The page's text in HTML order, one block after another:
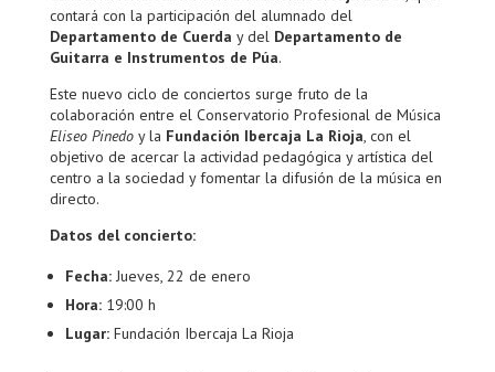
contará con la participación del alumnado del
Departamento de Cuerda y del Departamento de
Guitarra e Instrumentos de Púa.
Este nuevo ciclo de conciertos surge fruto de la
colaboración entre el Conservatorio Profesional de Música
Eliseo Pinedoy la Fundación Ibercaja La Rioja, con el
objetivo de acercar la actividad pedagógica y artística del
centro a la sociedad y fomentar la difusión de la música en
directo.
Datos del concierto:
Fecha:Jueves, 22 de enero
Hora:19:00 h
Lugar:Fundación Ibercaja La Rioja